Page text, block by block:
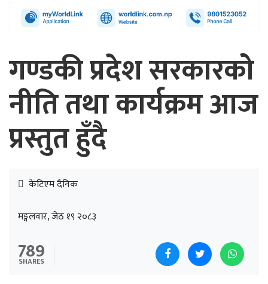
गण्डकी प्रदेश सरकारको
नीति तथा कार्यक्रम आज
प्रस्तुत हुँदै
केटिएम दैनिक
मङ्गलवार, जेठ १९ २०८३
789
SHARES